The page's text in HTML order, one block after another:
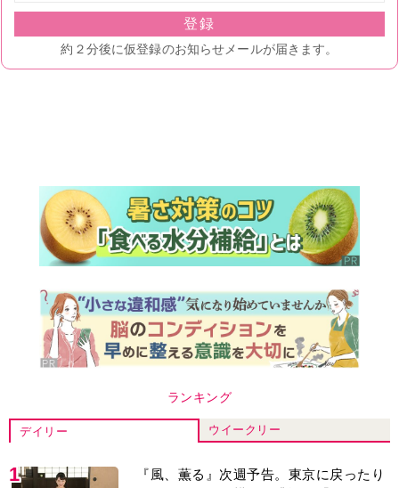
ランキング
デイリー ウイークリー
1
『風、薫る』次週予告。東京に戻ったり